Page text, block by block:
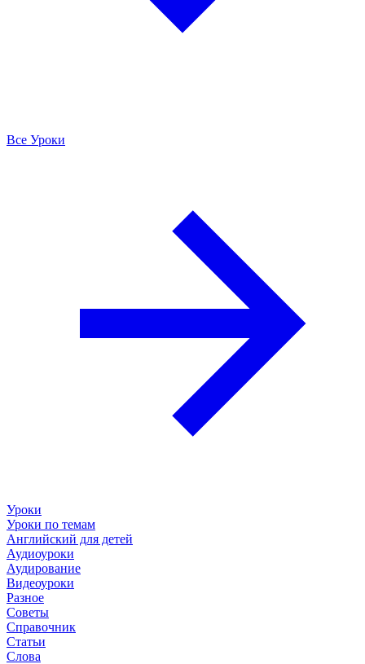
Все Уроки
Уроки
Уроки по темам
Английский для детей
Аудиоуроки
Аудирование
Видеоуроки
Разное
Советы
Справочник
Статьи
Слова